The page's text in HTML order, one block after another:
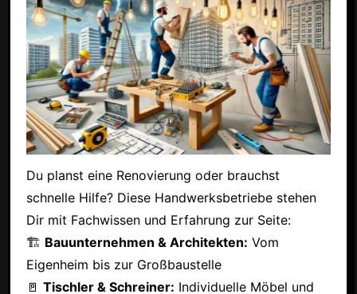
Du planst eine Renovierung oder brauchst
schnelle Hilfe? Diese Handwerksbetriebe stehen
Dir mit Fachwissen und Erfahrung zur Seite:
🏗 Bauunternehmen & Architekten: Vom
Eigenheim bis zur Großbaustelle
🚪 Tischler & Schreiner: Individuelle Möbel und